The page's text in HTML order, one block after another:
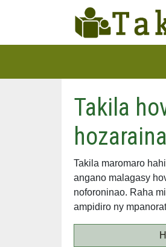
Takila
hozaraina
Takila maromaro
angano malagasy
noforoninao. Raha
ampidiro ny